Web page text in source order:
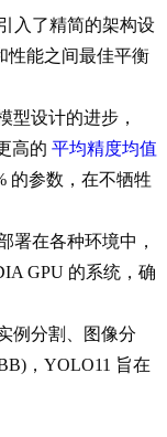
入了精简的架构设
性能之间最佳平衡
型设计的进步，
高的 平均精度均值
的参数，在不牺牲
署在各种环境中，
GPU 的系统，确
例分割、图像分
，YOLO11 旨在